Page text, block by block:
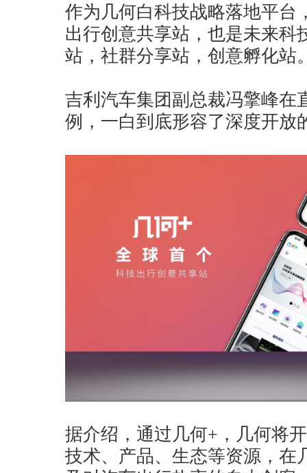
作为几何白科技战略落地平台
出行创意共享站，也是未来科
站，社群分享站，创意孵化站
吉利汽车集团副总裁冯擎峰在
例，一白到底形容了深度开放
据介绍，通过几何+，几何将
技术、产品、生态等资源，在